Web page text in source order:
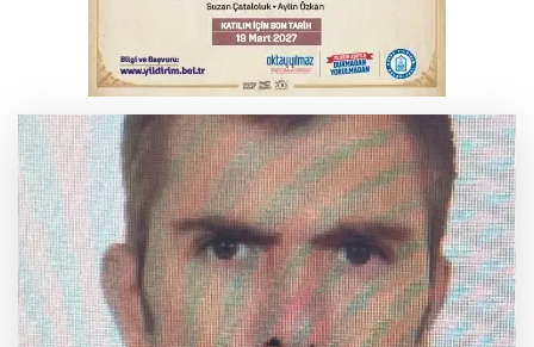
Osmangazi’de iş arayanlara destek